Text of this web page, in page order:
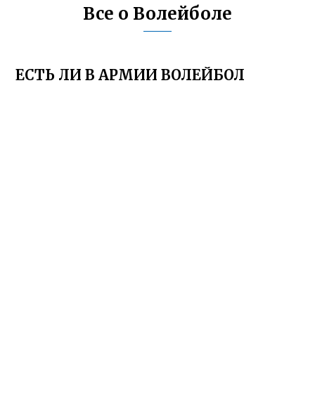
Все о Волейболе
ЕСТЬ ЛИ В АРМИИ ВОЛЕЙБОЛ